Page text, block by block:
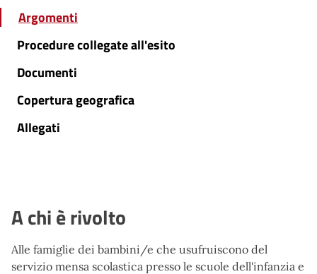
Argomenti
Procedure collegate all'esito
Documenti
Copertura geografica
Allegati
A chi è rivolto
Alle famiglie dei bambini/e che usufruiscono del
servizio mensa scolastica presso le scuole dell'infanzia e